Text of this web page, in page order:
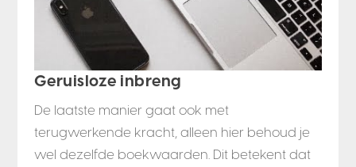
Geruisloze inbreng
De laatste manier gaat ook met
terugwerkende kracht, alleen hier behoud je
wel dezelfde boekwaarden. Dit betekent dat